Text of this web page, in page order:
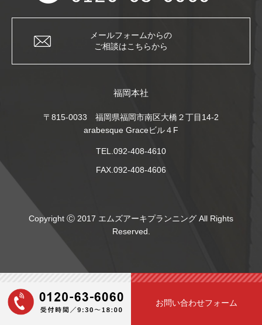
お問い合わせフォーム
メールフォームからの
ご相談はこちらから
福岡本社
〒815-0033 福岡県福岡市南区大橋２丁目14-2
arabesque Graceビル４F
TEL.092-408-4610
FAX.092-408-4606
Copyright Ⓒ 2017 エムズアーキプランニング All Rights
Reserved.